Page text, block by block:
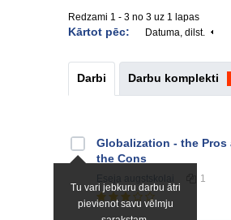
Redzami 1 - 3 no 3 uz 1 lapas
Kārtot pēc: Datuma, dilst.
Darbi Darbu komplekti
Tu vari jebkuru darbu ātri
pievienot savu vēlmju
Globalization - the Pros
the Cons
1